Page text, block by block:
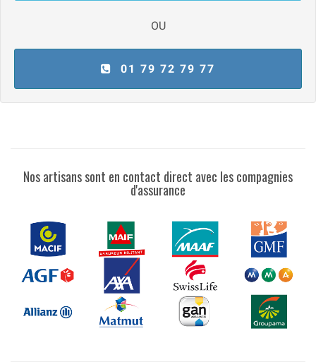
OU
01 79 72 79 77
Nos artisans sont en contact direct avec les compagnies
d'assurance